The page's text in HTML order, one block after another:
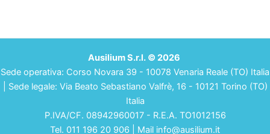
Ausilium S.r.l. © 2026
Sede operativa: Corso Novara 39 - 10078 Venaria Reale (TO) Italia
| Sede legale: Via Beato Sebastiano Valfrè, 16 - 10121 Torino (TO)
Italia
P.IVA/CF. 08942960017 - R.E.A. TO1012156
Tel. 011 196 20 906 | Mail info@ausilium.it